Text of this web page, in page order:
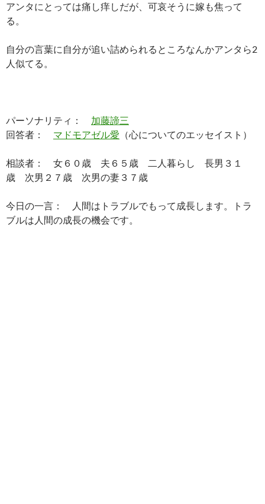
アンタにとっては痛し痒しだが、可哀そうに嫁も焦って
る。
自分の言葉に自分が追い詰められるところなんかアンタら2
人似てる。
パーソナリティ： 加藤諦三
回答者： マドモアゼル愛 （心についてのエッセイスト）
相談者： 女６０歳 夫６５歳 二人暮らし 長男３１
歳 次男２７歳 次男の妻３７歳
今日の一言： 人間はトラブルでもって成長します。トラ
ブルは人間の成長の機会です。